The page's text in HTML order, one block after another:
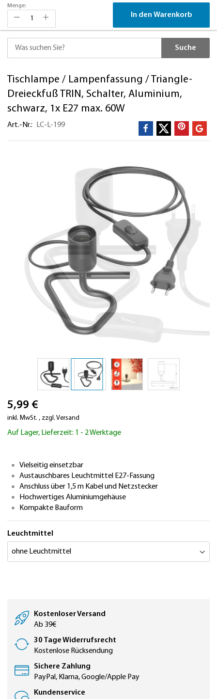
Suche
zum
Inhalt
Tischlampe / Lampenfassung / Triangle-
Dreieckfuß TRIN, Schalter, Aluminium,
schwarz, 1x E27 max. 60W
Art.-Nr. LC-L-199
Anfang
der
springen
5,99 €
inkl. MwSt. , zzgl. Versand
Auf Lager, Lieferzeit: 1 - 2 Werktage
Vielseitig einsetzbar
Austauschbares Leuchtmittel E27-Fassung
Anschluss über 1,5 m Kabel und Netzstecker
Hochwertiges Aluminiumgehäuse
Kompakte Bauform
Leuchtmittel
Menge:
In den Warenkorb
Kostenloser Versand
Ab 39€
30 Tage Widerrufsrecht
Kostenlose Rücksendung
Sichere Zahlung
PayPal, Klarna, Google/Apple Pay
Kundenservice